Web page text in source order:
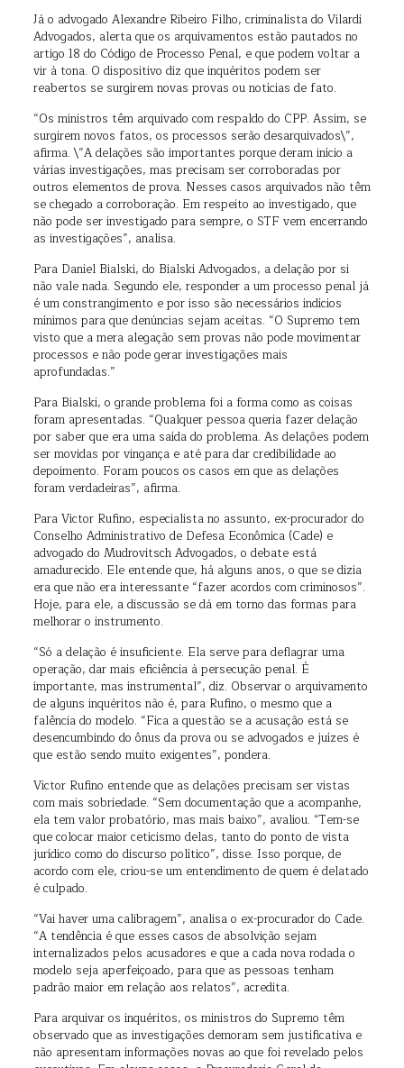
Já o advogado Alexandre Ribeiro Filho, criminalista do Vilardi
Advogados, alerta que os arquivamentos estão pautados no
artigo 18 do Código de Processo Penal, e que podem voltar a
vir à tona. O dispositivo diz que inquéritos podem ser
reabertos se surgirem novas provas ou notícias de fato.
“Os ministros têm arquivado com respaldo do CPP. Assim, se
surgirem novos fatos, os processos serão desarquivados\”,
afirma. \”A delações são importantes porque deram início a
várias investigações, mas precisam ser corroboradas por
outros elementos de prova. Nesses casos arquivados não têm
se chegado a corroboração. Em respeito ao investigado, que
não pode ser investigado para sempre, o STF vem encerrando
as investigações”, analisa.
Para Daniel Bialski, do Bialski Advogados, a delação por si
não vale nada. Segundo ele, responder a um processo penal já
é um constrangimento e por isso são necessários indícios
mínimos para que denúncias sejam aceitas. “O Supremo tem
visto que a mera alegação sem provas não pode movimentar
processos e não pode gerar investigações mais
aprofundadas.”
Para Bialski, o grande problema foi a forma como as coisas
foram apresentadas. “Qualquer pessoa queria fazer delação
por saber que era uma saída do problema. As delações podem
ser movidas por vingança e até para dar credibilidade ao
depoimento. Foram poucos os casos em que as delações
foram verdadeiras”, afirma.
Para Victor Rufino, especialista no assunto, ex-procurador do
Conselho Administrativo de Defesa Econômica (Cade) e
advogado do Mudrovitsch Advogados, o debate está
amadurecido. Ele entende que, há alguns anos, o que se dizia
era que não era interessante “fazer acordos com criminosos”.
Hoje, para ele, a discussão se dá em torno das formas para
melhorar o instrumento.
“Só a delação é insuficiente. Ela serve para deflagrar uma
operação, dar mais eficiência à persecução penal. É
importante, mas instrumental”, diz. Observar o arquivamento
de alguns inquéritos não é, para Rufino, o mesmo que a
falência do modelo. “Fica a questão se a acusação está se
desencumbindo do ônus da prova ou se advogados e juízes é
que estão sendo muito exigentes”, pondera.
Victor Rufino entende que as delações precisam ser vistas
com mais sobriedade. “Sem documentação que a acompanhe,
ela tem valor probatório, mas mais baixo”, avaliou. “Tem-se
que colocar maior ceticismo delas, tanto do ponto de vista
jurídico como do discurso político”, disse. Isso porque, de
acordo com ele, criou-se um entendimento de quem é delatado
é culpado.
“Vai haver uma calibragem”, analisa o ex-procurador do Cade.
“A tendência é que esses casos de absolvição sejam
internalizados pelos acusadores e que a cada nova rodada o
modelo seja aperfeiçoado, para que as pessoas tenham
padrão maior em relação aos relatos”, acredita.
Para arquivar os inquéritos, os ministros do Supremo têm
observado que as investigações demoram sem justificativa e
não apresentam informações novas ao que foi revelado pelos